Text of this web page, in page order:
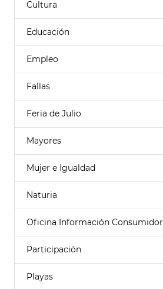
Cultura
Educación
Empleo
Fallas
Feria de Julio
Mayores
Mujer e Igualdad
Naturia
Oficina Información Consumidor
Participación
Playas